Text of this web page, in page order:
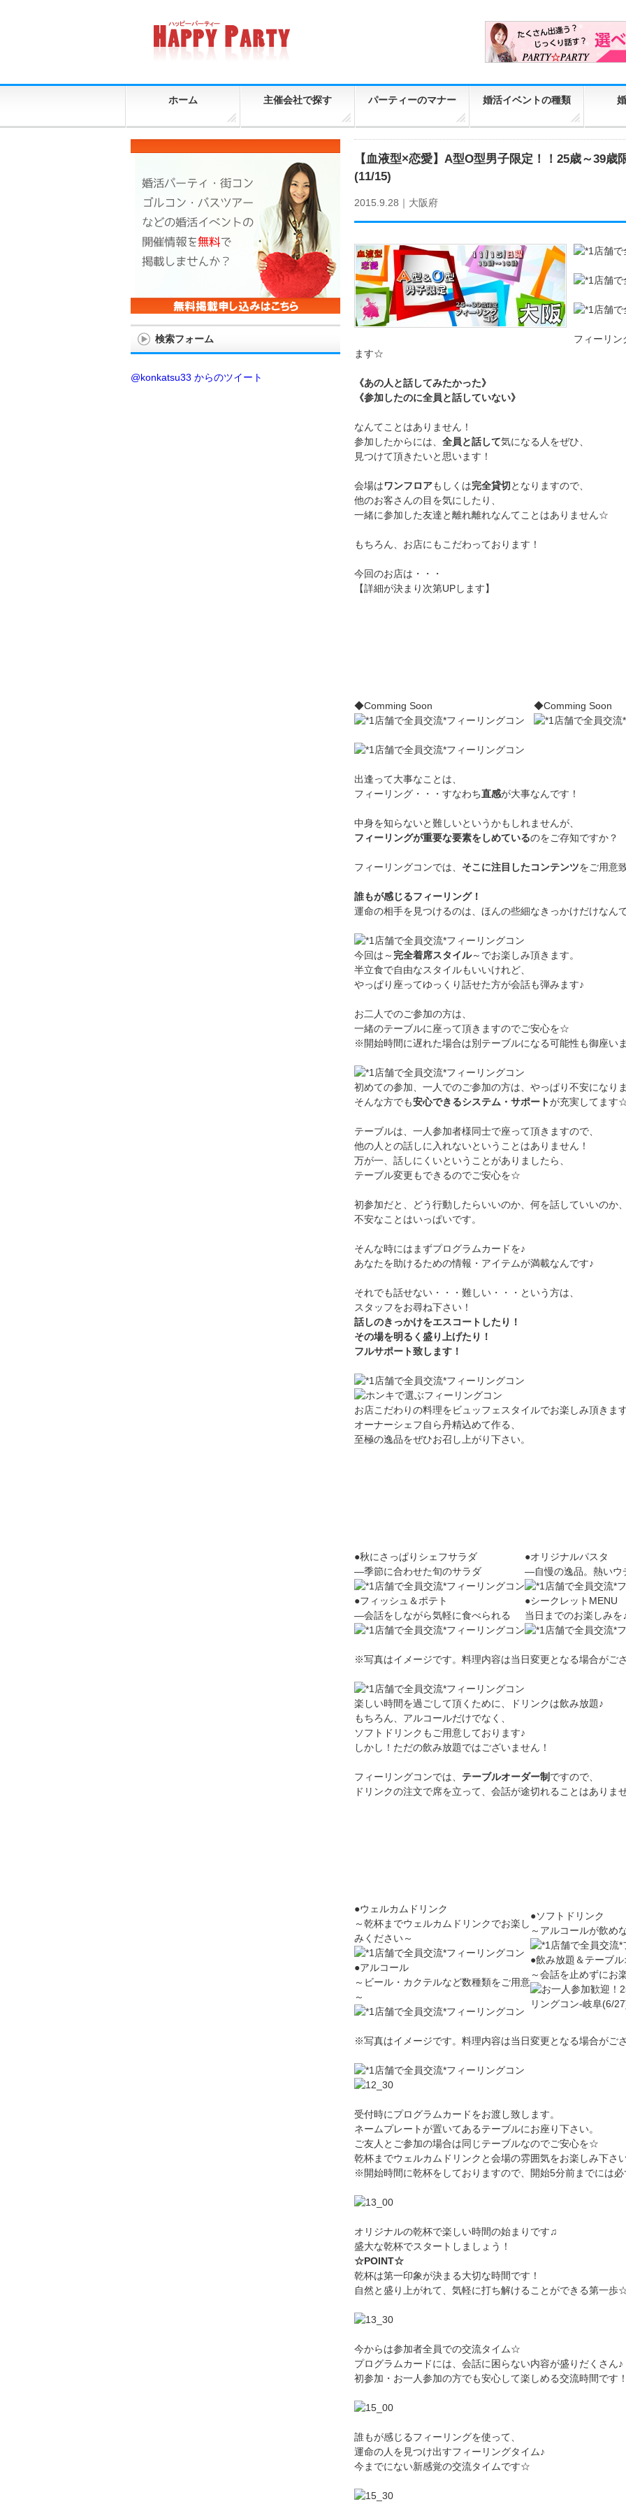
ホーム 主催会社で探す パーティーのマナー 婚活イベントの種類
【血液型×恋愛】A型O型男子限定！！25歳～39
(11/15)
2015.9.28｜ 大阪府
フィーリン
ます☆
《あの人と話してみたかった》
《参加したのに全員と話していない》
なんてことはありません！
参加したからには、 全員と話して気になる人をぜひ、
見つけて頂きたいと思います！
会場はワンフロアもしくは完全貸切となりますので、
他のお客さんの目を気にしたり、
一緒に参加した友達と離れ離れなんてことはありません☆
もちろん、お店にもこだわっております！
今回のお店は・・・
【詳細が決まり次第UPします】
◆Comming Soon ◆Comming Soon
出逢って大事なことは、
フィーリング・・・すなわち直感が大事なんです！
中身を知らないと難しいというかもしれませんが、
フィーリングが重要な要素をしめているのをご存知ですか？
フィーリングコンでは、 そこに注目したコンテンツをご用意
誰もが感じるフィーリング！
運命の相手を見つけるのは、ほんの些細なきっかけだけなん
今回は～ 完全着席スタイル～でお楽しみ頂きます。
半立食で自由なスタイルもいいけれど、
やっぱり座ってゆっくり話せた方が会話も弾みます♪
お二人でのご参加の方は、
一緒のテーブルに座って頂きますのでご安心を☆
※開始時間に遅れた場合は別テーブルになる可能性も御座い
初めての参加、一人でのご参加の方は、やっぱり不安になりま
そんな方でも安心できるシステム・サポートが充実してます
テーブルは、一人参加者様同士で座って頂きますので、
他の人との話しに入れないということはありません！
万が一、話しにくいということがありましたら、
テーブル変更もできるのでご安心を☆
初参加だと、どう行動したらいいのか、何を話していいのか、
不安なことはいっぱいです。
そんな時にはまずプログラムカードを♪
あなたを助けるための情報・アイテムが満載なんです♪
それでも話せない・・・難しい・・・という方は、
スタッフをお尋ね下さい！
話しのきっかけをエスコートしたり！
その場を明るく盛り上げたり！
フルサポート致します！
お店こだわりの料理をビュッフェスタイルでお楽しみ頂きま
オーナーシェフ自ら丹精込めて作る、
至極の逸品をぜひお召し上がり下さい。
●秋にさっぱりシェフサラダ
―季節に合わせた旬のサラダ
●フィッシュ＆ポテト
―会話をしながら気軽に食べられる
●オリジナルパスタ
―自慢の逸品。熱いウ
●シークレットMENU
当日までのお楽しみを
※写真はイメージです。料理内容は当日変更となる場合がござ
楽しい時間を過ごして頂くために、ドリンクは飲み放題♪
もちろん、アルコールだけでなく、
ソフトドリンクもご用意しております♪
しかし！ただの飲み放題ではございません！
フィーリングコンでは、 テーブルオーダー制 ですので、
ドリンクの注文で席を立って、会話が途切れることはありま
●ウェルカムドリンク
～乾杯までウェルカムドリンクでお楽し
みください～
●アルコール
～ビール・カクテルなど数種類をご用意
～
●ソフトドリンク
～アルコールが飲め
●飲み放題＆テーブ
～会話を止めずにお
※写真はイメージです。料理内容は当日変更となる場合がござ
受付時にプログラムカードをお渡し致します。
ネームプレートが置いてあるテーブルにお座り下さい。
ご友人とご参加の場合は同じテーブルなのでご安心を☆
乾杯までウェルカムドリンクと会場の雰囲気をお楽しみ下さい
※開始時間に乾杯をしておりますので、開始5分前までには必
オリジナルの乾杯で楽しい時間の始まりです♫
盛大な乾杯でスタートしましょう！
☆POINT☆
乾杯は第一印象が決まる大切な時間です！
自然と盛り上がれて、気軽に打ち解けることができる第一歩
今からは参加者全員での交流タイム☆
プログラムカードには、会話に困らない内容が盛りだくさん♪
初参加・お一人参加の方でも安心して楽しめる交流時間です！
誰もが感じるフィーリングを使って、
運命の人を見つけ出すフィーリングタイム♪
今までにない新感覚の交流タイムです☆
検索フォーム
@konkatsu33 からのツイート